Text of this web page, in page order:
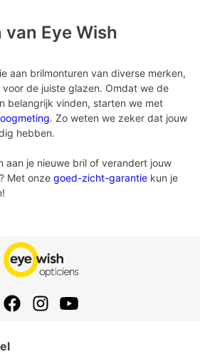
Eye Wish
aan brilmonturen van diverse merken,
voor de juiste glazen. Omdat we de
belangrijk vinden, starten we met
. Zo weten we zeker dat jouw
hebben.
aan je nieuwe bril of verandert jouw
Met onze goed-zicht-garantie kun je